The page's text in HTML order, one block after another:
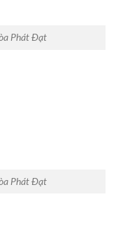
Phát Đạt
Phát Đạt